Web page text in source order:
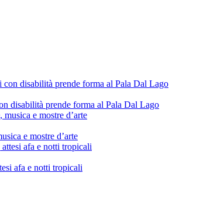
disabilità prende forma al Pala Dal Lago
e mostre d’arte
afa e notti tropicali